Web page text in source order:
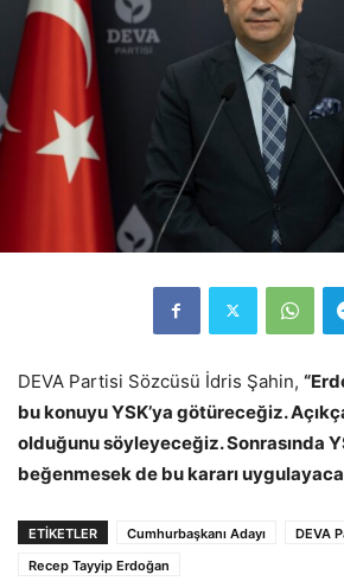
DEVA Partisi Sözcüsü İdris Şahin,
bu konuyu YSK’ya götüreceğiz.
olduğunu söyleyeceğiz. Sonrasında
beğenmesek de bu kararı
ETİKETLER Cumhurbaşkanı Adayı DEVA
Recep Tayyip Erdoğan